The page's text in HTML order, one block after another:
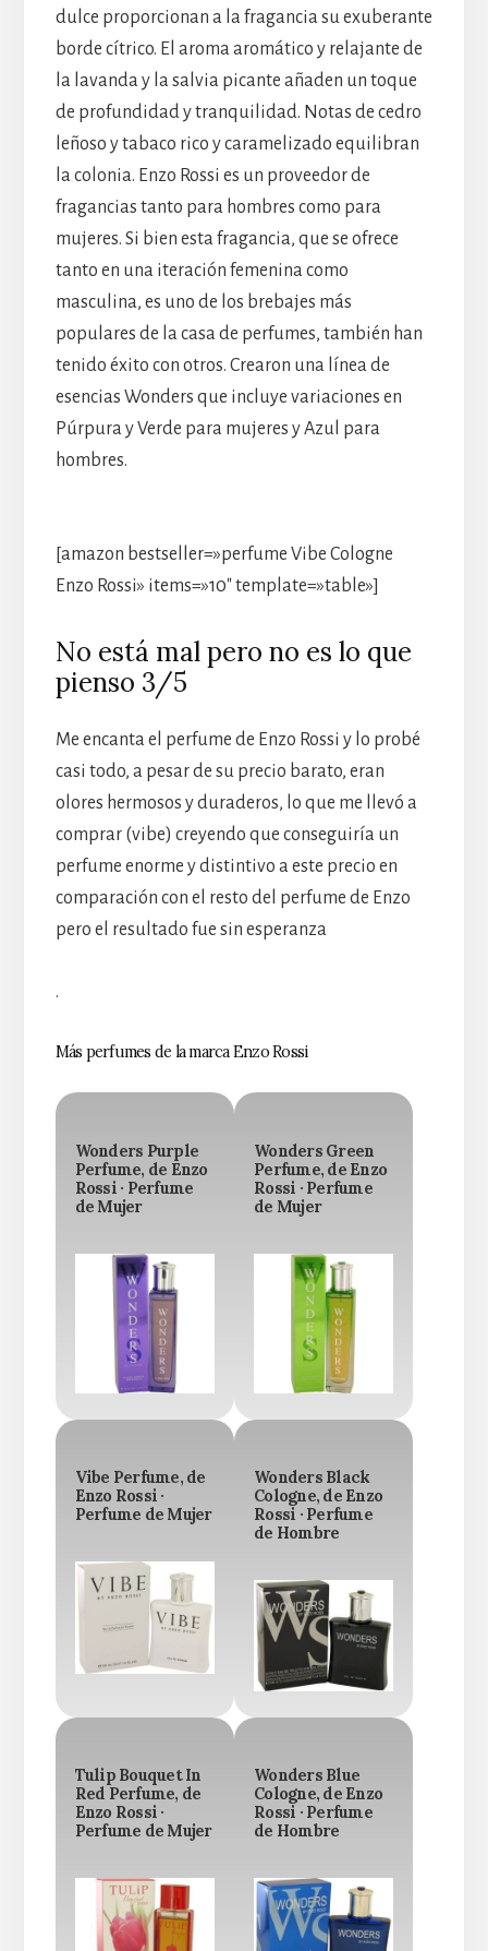
dulce proporcionan a la fragancia su exuberante
borde cítrico. El aroma aromático y relajante de
la lavanda y la salvia picante añaden un toque
de profundidad y tranquilidad. Notas de cedro
leñoso y tabaco rico y caramelizado equilibran
la colonia. Enzo Rossi es un proveedor de
fragancias tanto para hombres como para
mujeres. Si bien esta fragancia, que se ofrece
tanto en una iteración femenina como
masculina, es uno de los brebajes más
populares de la casa de perfumes, también han
tenido éxito con otros. Crearon una línea de
esencias Wonders que incluye variaciones en
Púrpura y Verde para mujeres y Azul para
hombres.
[amazon bestseller=»perfume Vibe Cologne
Enzo Rossi» items=»10″ template=»table»]
No está mal pero no es lo que
pienso 3/5
Me encanta el perfume de Enzo Rossi y lo probé
casi todo, a pesar de su precio barato, eran
olores hermosos y duraderos, lo que me llevó a
comprar (vibe) creyendo que conseguiría un
perfume enorme y distintivo a este precio en
comparación con el resto del perfume de Enzo
pero el resultado fue sin esperanza
.
Más perfumes de la marca Enzo Rossi
Wonders Purple
Perfume, de Enzo
Rossi · Perfume
de Mujer
Wonders Green
Perfume, de Enzo
Rossi · Perfume
de Mujer
Vibe Perfume, de
Enzo Rossi ·
Perfume de Mujer
Wonders Black
Cologne, de Enzo
Rossi · Perfume
de Hombre
Tulip Bouquet In
Red Perfume, de
Enzo Rossi ·
Perfume de Mujer
Wonders Blue
Cologne, de Enzo
Rossi · Perfume
de Hombre